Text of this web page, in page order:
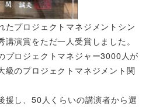
たプロジェクトマネジメントシン
講演賞をただ一人受賞しました。
プロジェクトマネジャー3000人が
級のプロジェクトマネジメント関
援し、50人くらいの講演者から選